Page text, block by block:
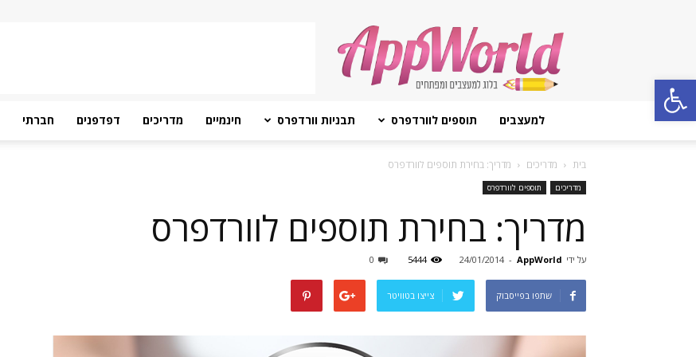
Open toolbar
AppWorld
למעצבים תוספים לוורדפרס תבניות וורדפרס חינמיים מדריכים דפדפנים חברתי
בית מדריכים מדריך: בחירת תוספים לוורדפרס
מדריכים תוספים לוורדפרס
מדריך: בחירת תוספים לוורדפרס
על ידי AppWorld
-
24/01/2014
5444
0
שתפו בפייסבוק צייצו בטוויטר